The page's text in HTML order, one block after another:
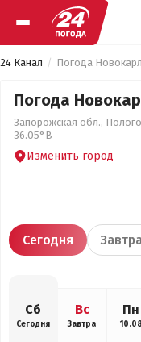
24 Канал Погода
Погода
Запорожская обл.,
36.05°В
Изменить город
Сегодня
Сб
Сегодня
Вс
Завтра
Пн
10.08